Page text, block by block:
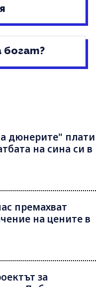
богат?
дюнерите" плати
на сина си в
премахват
на цените в
за